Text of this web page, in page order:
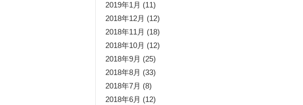
2019年1月 (11)
2018年12月 (12)
2018年11月 (18)
2018年10月 (12)
2018年9月 (25)
2018年8月 (33)
2018年7月 (8)
2018年6月 (12)